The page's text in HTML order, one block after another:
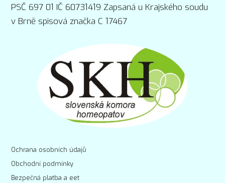
PSČ 697 01 IČ 60731419 Zapsaná u Krajského soudu
v Brně spisová značka C 17467
Ochrana osobních údajů
Obchodní podmínky
Bezpečná platba a eet